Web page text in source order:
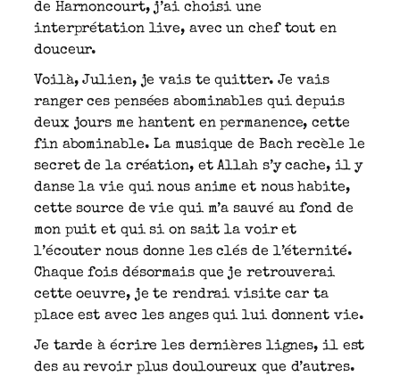
de Harnoncourt, j’ai choisi une
interprétation live, avec un chef tout en
douceur.
Voilà, Julien, je vais te quitter. Je vais
ranger ces pensées abominables qui depuis
deux jours me hantent en permanence, cette
fin abominable. La musique de Bach recèle le
secret de la création, et Allah s’y cache, il y
danse la vie qui nous anime et nous habite,
cette source de vie qui m’a sauvé au fond de
mon puit et qui si on sait la voir et
l’écouter nous donne les clés de l’éternité.
Chaque fois désormais que je retrouverai
cette oeuvre, je te rendrai visite car ta
place est avec les anges qui lui donnent vie.
Je tarde à écrire les dernières lignes, il est
des au revoir plus douloureux que d’autres.